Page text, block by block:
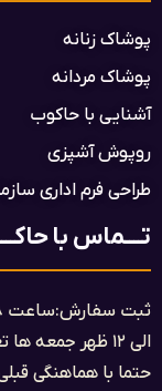
پوشاک زنانه
پوشاک مردانه
آشنایی با حاکوب
روپوش آشپزی
طراحی فرم اداری
تــــماس با
الی ۱۲ ظهر
حتما با هماهنگی